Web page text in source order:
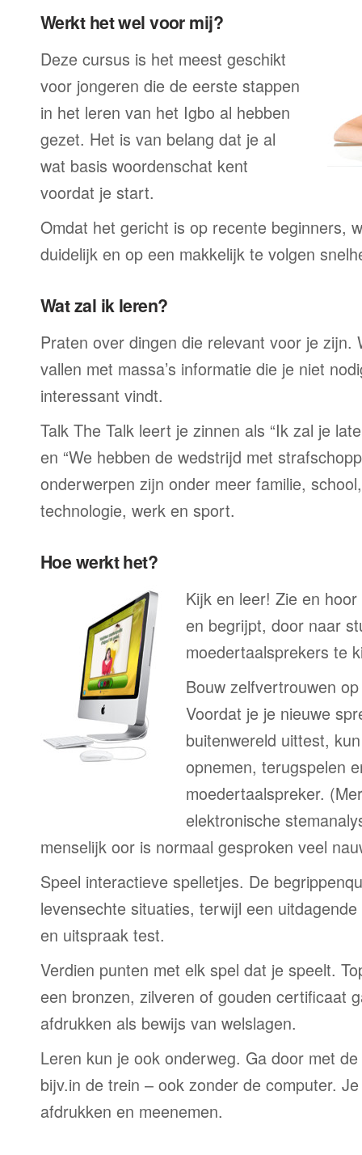
Werkt het wel voor mij?
Deze cursus is het meest geschikt
voor jongeren die de eerste stappen
in het leren van het Igbo al hebben
gezet. Het is van belang dat je al
wat basis woordenschat kent
voordat je start.
Omdat het gericht is op recente beginners,
duidelijk en op een makkelijk te volgen
Wat zal ik leren?
Praten over dingen die relevant voor je zijn.
vallen met massa’s informatie die je niet
interessant vindt.
Talk The Talk leert je zinnen als “Ik zal je
en “We hebben de wedstrijd met
onderwerpen zijn onder meer familie,
technologie, werk en sport.
Hoe werkt het?
Kijk en leer! Zie en
en begrijpt, door naar
moedertaalsprekers te
Bouw zelfvertrouwen
Voordat je je nieuwe
buitenwereld uittest,
opnemen, terugspelen
moedertaalspreker.
elektronische
menselijk oor is normaal gesproken veel
Speel interactieve spelletjes. De
levensechte situaties, terwijl een
en uitspraak test.
Verdien punten met elk spel dat je speelt.
een bronzen, zilveren of gouden certificaat
afdrukken als bewijs van welslagen.
Leren kun je ook onderweg. Ga door met
bijv.in de trein – ook zonder de computer.
afdrukken en meenemen.